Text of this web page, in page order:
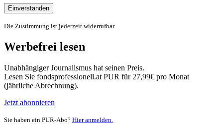
Einverstanden
Die Zustimmung ist jederzeit widerrufbar.
Werbefrei lesen
Unabhängiger Journalismus hat seinen Preis.
Lesen Sie fondsprofessionell.at PUR für 27,99€ pro Monat
(jährliche Abrechnung).
Jetzt abonnieren
Sie haben ein PUR-Abo? Hier anmelden.